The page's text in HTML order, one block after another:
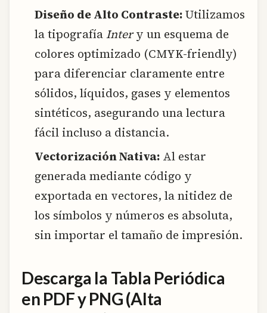
Diseño de Alto Contraste:Utilizamos
la tipografíaIntery un esquema de
colores optimizado (CMYK-friendly)
para diferenciar claramente entre
sólidos, líquidos, gases y elementos
sintéticos, asegurando una lectura
fácil incluso a distancia.
Vectorización Nativa: Al estar
generada mediante código y
exportada en vectores, la nitidez de
los símbolos y números es absoluta,
sin importar el tamaño de impresión.
Descarga la Tabla Periódica
en PDF y PNG (Alta